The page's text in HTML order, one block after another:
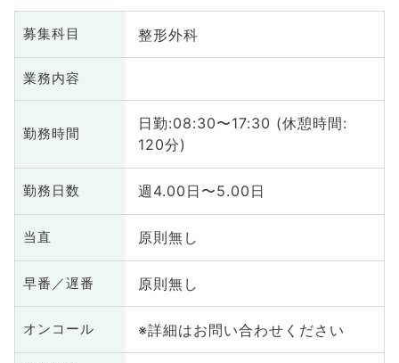
募集科目 整形外科
業務内容
勤務時間
日勤:08:30〜17:30 (休憩時間:
120分)
勤務日数 週4.00日〜5.00日
当直 原則無し
早番／遅番 原則無し
オンコール ※詳細はお問い合わせください